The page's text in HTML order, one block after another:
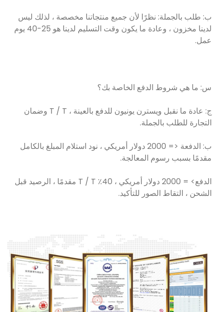
ب: طلب بالجملة: نظرًا لأن جميع منتجاتنا مخصصة ، لذلك ليس
لدينا مخزون ، وعادة ما يكون وقت التسليم لدينا هو 25-40 يوم
عمل.
س: ما هي شروط الدفع الخاصة بك؟
ج: عادة ما نقبل ويسترن يونيون للدفع بالعينة ، T / T وضمان
التجارة للطلب بالجملة.
ب: الدفعة <= 2000 دولار أمريكي ، نود استلام المبلغ بالكامل
مقدمًا بسبب رسوم المعالجة.
الدفع> = 2000 دولار أمريكي ، 40٪ T / T مقدمًا ، الرصيد قبل
الشحن ، التقاط الصور للتأكيد.